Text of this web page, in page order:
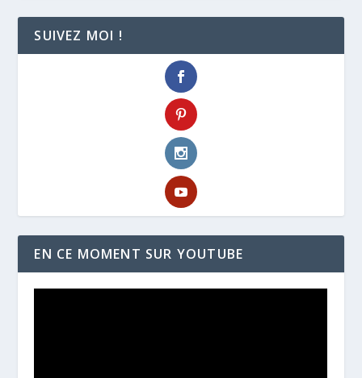
SUIVEZ MOI !
EN CE MOMENT SUR YOUTUBE